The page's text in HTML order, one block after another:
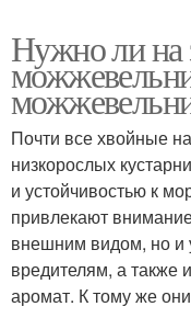
Нужно ли на
Почти все хвойные
низкорослых
и устойчивостью к
привлекают
внешним видом, но и
вредителям, а также
аромат. К тому же